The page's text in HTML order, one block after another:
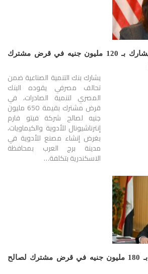
بنك التنمية الصناعية يشارك بـ 120 مليون جنيه في قرض مشترك
يشارك بنك التنمية الصناعية ضمن
تحالف مصرفي يقوده البنك
المصري لتنمية الصادرات، في
قرض مشترك بقيمة 650 مليون
جنيه لصالح شركة فيتو فارم
إنترناشيونال للأدوية والكيماويات،
بغرض إنشاء مصنع للأدوية في
مدينة برج العرب بمحافظة
الاسكندرية بتكلفة…
البنك العقاري يشارك بـ 180 مليون جنيه في قرض مشترك لصالح